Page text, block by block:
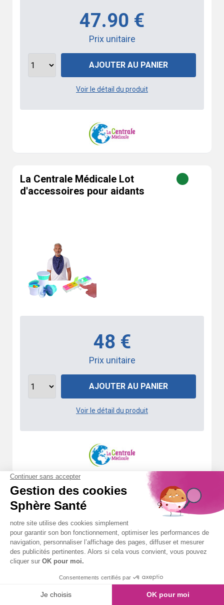
47.90 €
Prix unitaire
AJOUTER AU PANIER
Voir le détail du produit
La Centrale Médicale Lot
d'accessoires pour aidants
48 €
Prix unitaire
AJOUTER AU PANIER
Voir le détail du produit
La Centrale Médicale Couvre
chaussure Boite de 50 paires
3 avis